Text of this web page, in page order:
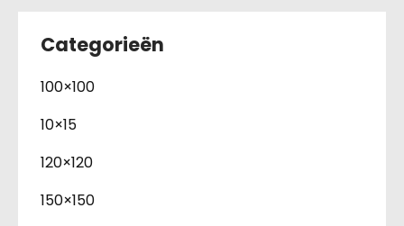
Categorieën
100×100
10×15
120×120
150×150